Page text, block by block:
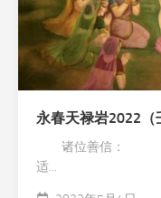
永春天禄岩2022（
诸位善信： 农
适...